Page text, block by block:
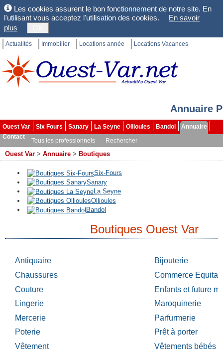
Les cookies assurent le bon fonctionnement de notre site. En
l'utilisant vous acceptez l'utilisation des cookies.
En savoir
plus
Actualités Immobilier Locations année Locations Vacances
Annuaire
Ouest Var Six Fours Sanary La Seyne Ollioules Bandol
Annuaire
Contact
Tous les professionnels Rechercher
Ouest Var > Annuaire > Boutiques
Six-Fours
Sanary
La Seyne
Ollioules
Bandol
Boutiques Ouest Var
Antiquaire
Bijouterie
Chaussures
Commerce
Couture
Enfants et future
Lingerie
Maroquinerie
Mercerie
Parfurmerie
Poterie
Prêt à porter
Vêtement
Vêtements bébés